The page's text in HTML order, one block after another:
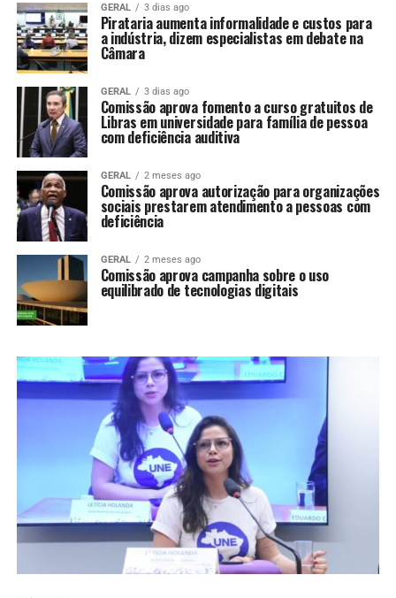
GERAL 3 dias ago
Pirataria aumenta informalidade e custos para
a indústria, dizem especialistas em debate na
Câmara
GERAL 3 dias ago
Comissão aprova fomento a curso gratuitos de
Libras em universidade para família de pessoa
com deficiência auditiva
GERAL 2 meses ago
Comissão aprova autorização para organizações
sociais prestarem atendimento a pessoas com
deficiência
GERAL 2 meses ago
Comissão aprova campanha sobre o uso
equilibrado de tecnologias digitais